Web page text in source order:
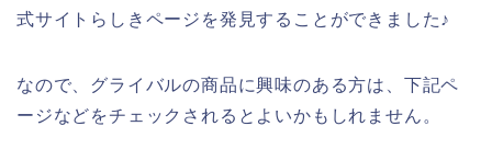
式サイトらしきページを発見することができました♪
なので、グライバルの商品に興味のある方は、下記ペ
ージなどをチェックされるとよいかもしれません。